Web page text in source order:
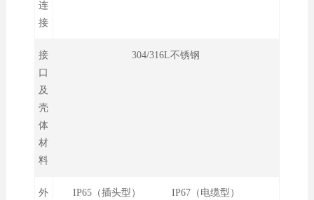
连
接
接
口
及
壳
体
材
料
304/316L不锈钢
外
IP65（插头型） IP67（电缆型）